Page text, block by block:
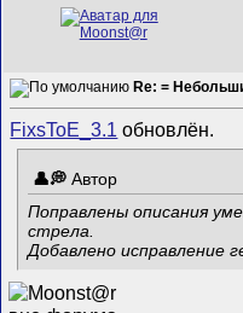
Re: =
FixsToE_3.1 обновлён.
Автор
Поправлены описания
стрела.
Добавлено исправление